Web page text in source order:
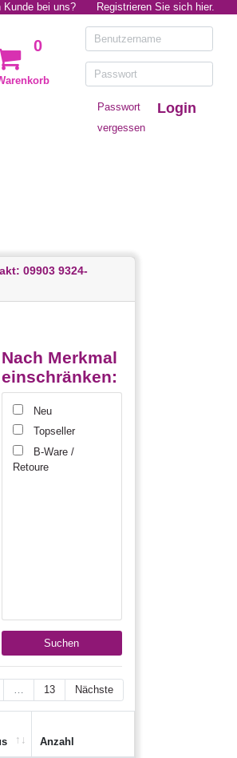
bei uns? Registrieren Sie sich hier.
0
Passwort
vergessen
Login
09903 9324-
Nach Merkmal
einschränken:
Neu
Topseller
B-Ware /
Retoure
Suchen
13 Nächste
Anzahl